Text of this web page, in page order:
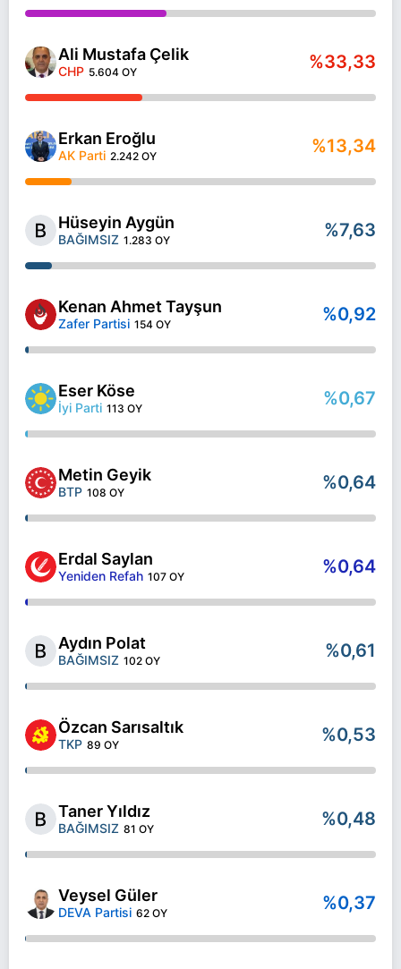
Ali Mustafa Çelik
CHP 5.604 OY %33,33
Erkan Eroğlu
AK Parti 2.242 OY %13,34
Hüseyin Aygün
BAĞIMSIZ 1.283 OY %7,63
Kenan Ahmet Tayşun
Zafer Partisi 154 OY %0,92
Eser Köse
İyi Parti 113 OY %0,67
Metin Geyik
BTP 108 OY %0,64
Erdal Saylan
Yeniden Refah 107 OY %0,64
Aydın Polat
BAĞIMSIZ 102 OY %0,61
Özcan Sarısaltık
TKP 89 OY %0,53
Taner Yıldız
BAĞIMSIZ 81 OY %0,48
Veysel Güler
DEVA Partisi 62 OY %0,37